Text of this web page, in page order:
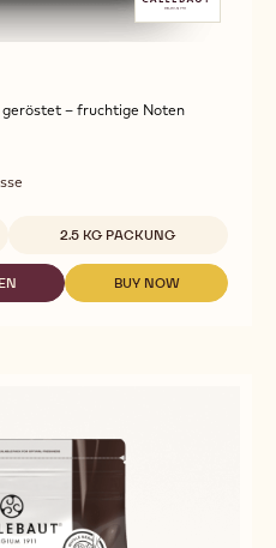
– fruchtige Noten
Verfügbare Größen
2.5 KG PACKUNG
BUY NOW
-